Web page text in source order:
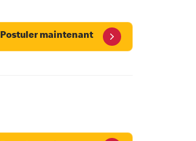
Postuler maintenant